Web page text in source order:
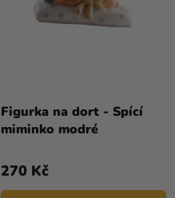
Figurka na dort - Spící
miminko modré
270 Kč